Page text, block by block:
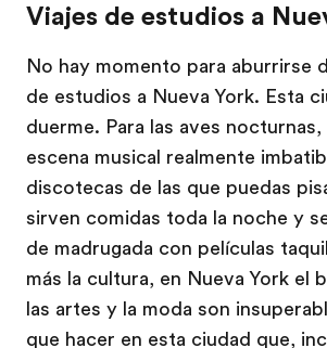
Viajes de estudios a
No hay momento para aburrirse
de estudios a Nueva York. Esta
duerme. Para las aves nocturnas,
escena musical realmente
discotecas de las que puedas
sirven comidas toda la noche y
de madrugada con películas
más la cultura, en Nueva York el
las artes y la moda son
que hacer en esta ciudad que,